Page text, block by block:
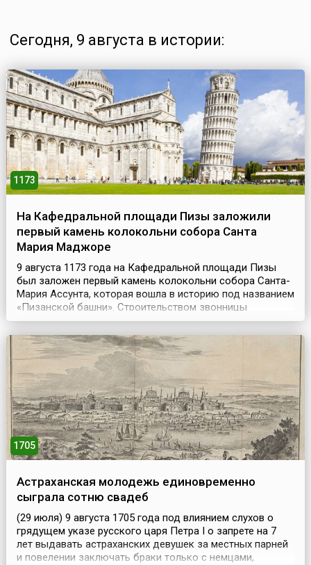
Сегодня, 9 августа в истории:
1173
На Кафедральной площади Пизы заложили
первый камень колокольни собора Санта
Мария Маджоре
9 августа 1173 года на Кафедральной площади Пизы
был заложен первый камень колокольни собора Санта-
Мария Ассунта, которая вошла в историю под названием
«Пизанской башни». Строительством звонницы
занимались мастера Гульельмо из Инсбрука и Боннано.
Однако, построив первый этаж высотой 11 метров и два
колоннадных кольца, Бонанно обнаружил, что
колокольня отклонилась от вертикали на четыре
сантиме...
1705
Астраханская молодежь единовременно
сыграла сотню свадеб
(29 июля) 9 августа 1705 года под влиянием слухов о
грядущем указе русского царя Петра I о запрете на 7
лет выдавать астраханских девушек за местных парней
и повелении заключать браки только с немцами,